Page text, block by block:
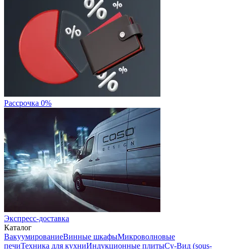
Рассрочка 0%
Экспресс-доставка
Каталог
ВакуумированиеВинные шкафыМикроволновые
печиТехника для кухниИндукционные плитыСу-Вид (sous-